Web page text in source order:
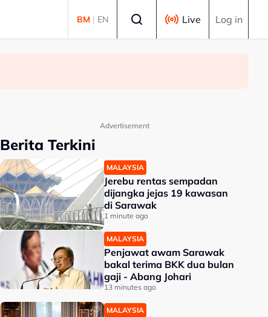
BM | EN Live Log in
Advertisement
Berita Terkini
MALAYSIA
Jerebu rentas sempadan
dijangka jejas 19 kawasan
di Sarawak
1 minute ago
MALAYSIA
Penjawat awam Sarawak
bakal terima BKK dua bulan
gaji - Abang Johari
13 minutes ago
MALAYSIA